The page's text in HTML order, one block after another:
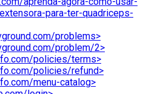
para-ter-quadriceps-
problems>
problem/2>
policies/terms>
policies/refund>
menu-catalog>